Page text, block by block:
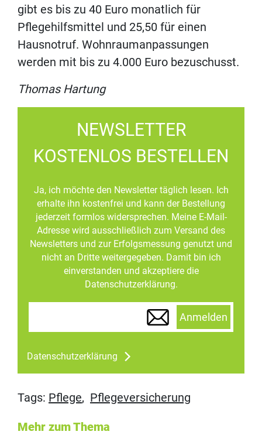
gibt es bis zu 40 Euro monatlich für
Pflegehilfsmittel und 25,50 für einen
Hausnotruf. Wohnraumanpassungen
werden mit bis zu 4.000 Euro bezuschusst.
Thomas Hartung
NEWSLETTER
KOSTENLOS BESTELLEN
Ja, ich möchte den Newsletter täglich lesen. Ich
erhalte ihn kostenfrei und kann der Bestellung
jederzeit formlos widersprechen. Meine E-Mail-
Adresse wird ausschließlich zum Versand des
Newsletters und zur Erfolgsmessung genutzt und
nicht an Dritte weitergegeben. Damit bin ich
einverstanden und akzeptiere die
Datenschutzerklärung.
Anmelden
Datenschutzerklärung
Tags: Pflege, Pflegeversicherung
Mehr zum Thema